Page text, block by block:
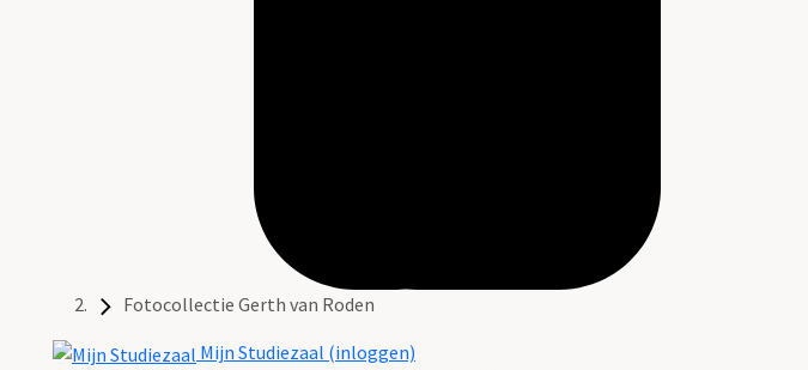
Fotocollectie Gerth van Roden
Mijn Studiezaal (inloggen)